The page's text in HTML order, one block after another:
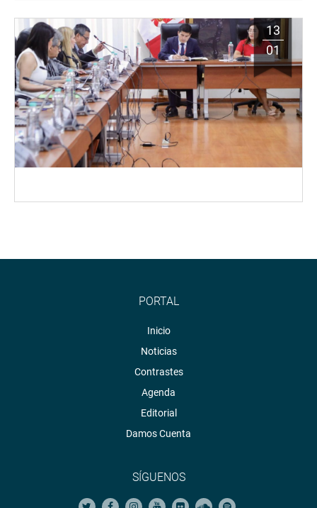
13
01
PORTAL
Inicio
Noticias
Contrastes
Agenda
Editorial
Damos Cuenta
SÍGUENOS